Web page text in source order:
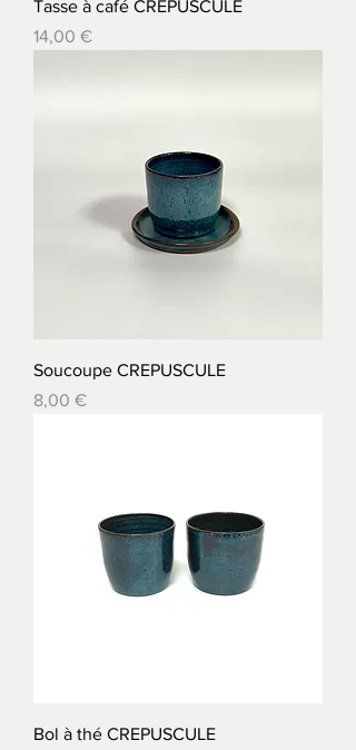
Tasse à café CREPUSCULE
Prix
14,00 €
Soucoupe CREPUSCULE
Prix
8,00 €
Bol à thé CREPUSCULE